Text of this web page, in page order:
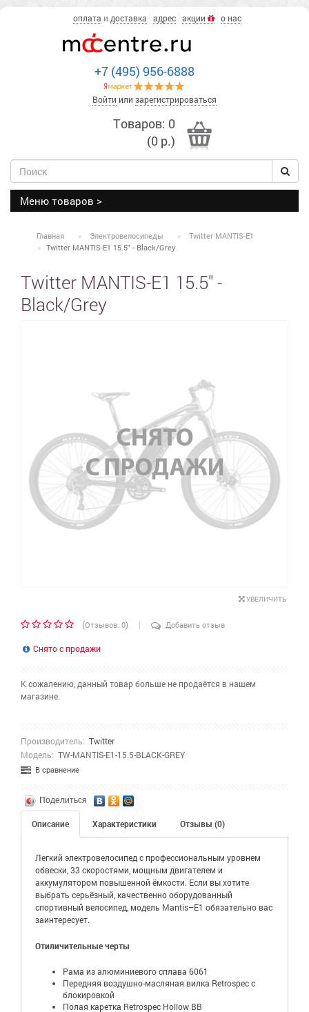
оплата и доставка адрес акции о нас
+7 (495) 956-6888
Войти или зарегистрироваться
Товаров: 0
(0 р.)
Меню товаров >
Главная Электровелосипеды
Twitter MANTIS-E1
Twitter MANTIS-E1 15.5" - Black/Grey
Twitter MANTIS-E1 15.5" -
Black/Grey
УВЕЛИЧИТЬ
(Отзывов: 0) | Добавить отзыв
Снято с продажи
К сожалению, данный товар больше не продаётся в нашем
магазине.
Производитель: Twitter
Модель: TW-MANTIS-E1-15.5-BLACK-GREY
В сравнение
Поделиться
Описание Характеристики Отзывы (0)
Легкий электровелосипед с профессиональным уровнем
обвески, 33 скоростями, мощным двигателем и
аккумулятором повышенной ёмкости. Если вы хотите
выбрать серьёзный, качественно оборудованный
спортивный велосипед, модель Mantis–E1 обязательно вас
заинтересует.
Отиличительные черты
Рама из алюминиевого сплава 6061
Передняя воздушно-масляная вилка Retrospec с
блокировкой
Полая каретка Retrospec Hollow BB